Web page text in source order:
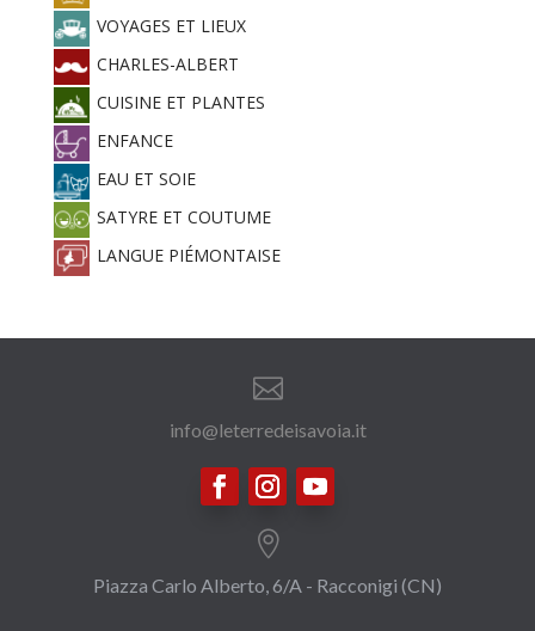
VOYAGES ET LIEUX
CHARLES-ALBERT
CUISINE ET PLANTES
ENFANCE
EAU ET SOIE
SATYRE ET COUTUME
LANGUE PIÉMONTAISE

info@leterredeisavoia.it

Piazza Carlo Alberto, 6/A - Racconigi (CN)